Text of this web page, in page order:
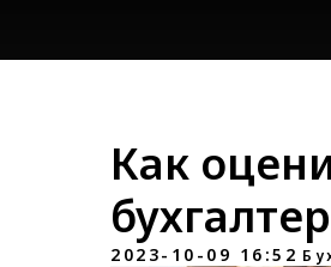
Как
2023-10-09 16:52